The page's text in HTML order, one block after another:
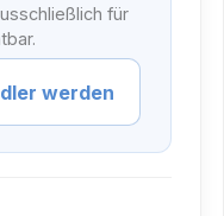
für
werden